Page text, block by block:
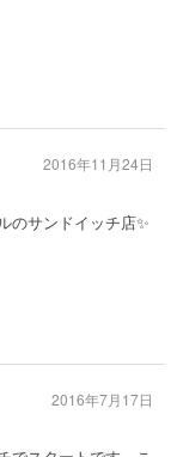
のサンドイッチ店✨
2016年11月24日
2016年7月17日